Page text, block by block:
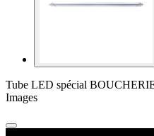
Tube LED spécial
Images